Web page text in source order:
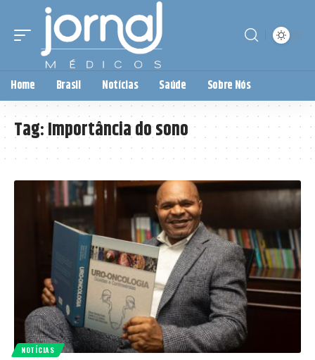
Home Brasil Notícias Saúde Sobre Nós
Tag:Importância do sono
NOTÍCIAS